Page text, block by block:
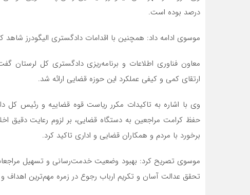
درصد بوده است.
موسوی ادامه داد: همچنین با اقدامات دادگستری الیگودرز شاهد کاهش ۱۳ درصدی آمار سرقت در
معاون فناوری اطلاعات و برنامه‌ریزی دادگستری کل لرستان
ارتقای کمی و کیفی عملکرد این حوزه قضایی ارائه شد.
وی با اشاره به تاکیدات مکرر ریاست قوه قضاییه و رئیس
حفظ کرامت مراجعین به دستگاه قضایی، بر لزوم رعایت دقیق
برخورد با مردم و همکاران قضایی و اداری تاکید کرد.
موسوی تصریح کرد: بهبود وضعیت خدمت‌رسانی و تسهیل
تحقق عدالت آسان و تکریم ارباب رجوع در زمره مهم‌ترین اهداف و